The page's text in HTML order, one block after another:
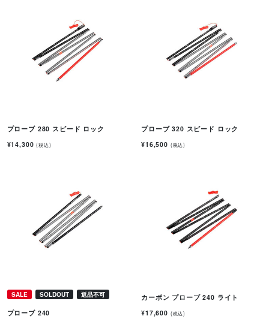
プローブ 280 スピード ロック
¥14,300(税込)
プローブ 320 スピード ロック
¥16,500 (税込)
SALE SOLDOUT 返品不可
プローブ 240
カーボン プローブ 240 ライト
¥17,600 (税込)